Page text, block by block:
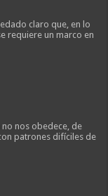
claro que, en lo
requiere un marco en
no nos obedece, de
patrones difíciles de